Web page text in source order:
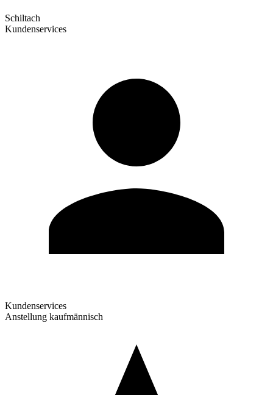
Schiltach
Kundenservices
Kundenservices
Anstellung kaufmännisch